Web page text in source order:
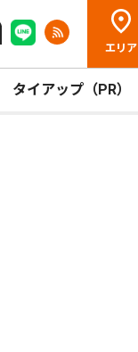
エリア
タイアップ（PR）